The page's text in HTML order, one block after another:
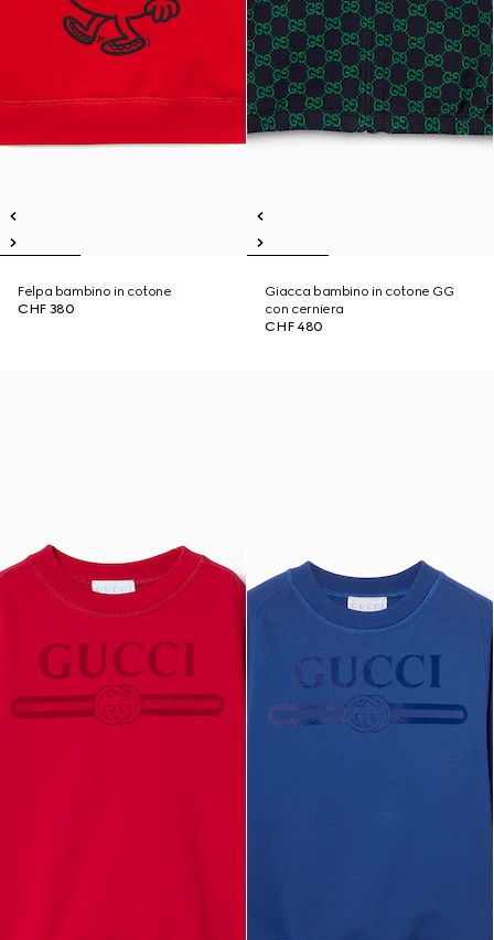
Felpa bambino in cotone
CHF 380
Giacca bambino in cotone GG
con cerniera
CHF 480